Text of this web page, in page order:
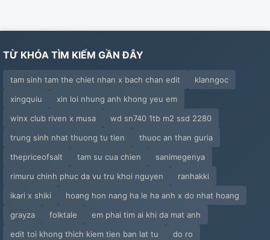
TỪ KHÓA TÌM KIẾM GẦN ĐÂY
tam sinh tam the chiet nhan x bach chan edit
klanngoc
xingquiu
xin loi nhung anh khong yeu em
winx club riven x musa
wd sn740 1tb m2 ssd 2280
trung sinh nhat thuong tu tien
thuoc an than guria
thepriceofsalt
tam su cua chien
sanimegenya
rimuru chinh phuc da vu tru khoi nguyen
ranhakki
ikari x shiki
hoang hon nang ha le ha anh x do nhat hoang
grayza
folktale
em phai tim ai khi da mat anh
edit toi khong thich kiem tien ban lat tu
do ro